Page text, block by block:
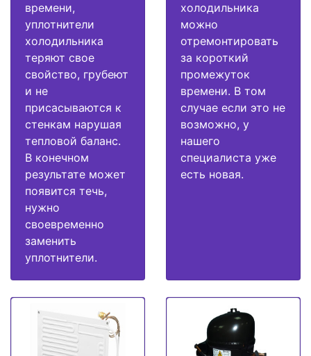
времени,
уплотнители
холодильника
теряют свое
свойство, грубеют
и не
присасываются к
стенкам нарушая
тепловой баланс.
В конечном
результате может
появится течь,
нужно
своевременно
заменить
уплотнители.
холодильника
можно
отремонтировать
за короткий
промежуток
времени. В том
случае если это не
возможно, у
нашего
специалиста уже
есть новая.